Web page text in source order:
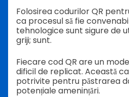
Folosirea codurilor QR
ca procesul să fie
tehnologice sunt sigure de
griji; sunt.
Fiecare cod QR are un
dificil de replicat. Această
potrivite pentru păstrarea
potențiale amenințări.